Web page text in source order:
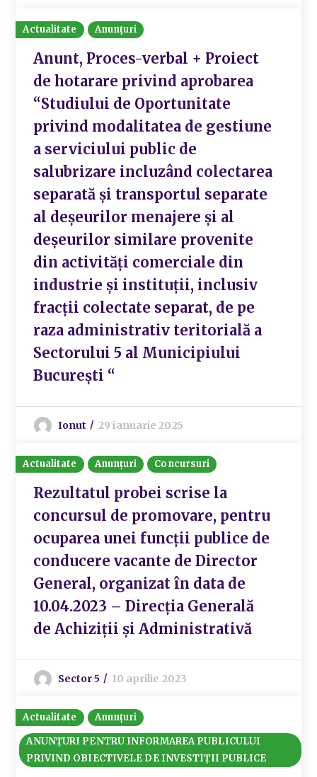
Actualitate Anunțuri
Anunt, Proces-verbal + Proiect
de hotarare privind aprobarea
“Studiului de Oportunitate
privind modalitatea de gestiune
a serviciului public de
salubrizare incluzând colectarea
separată și transportul separate
al deșeurilor menajere și al
deșeurilor similare provenite
din activități comerciale din
industrie și instituții, inclusiv
fracții colectate separat, de pe
raza administrativ teritorială a
Sectorului 5 al Municipiului
București “
Ionut 29 ianuarie 2025
Actualitate Anunțuri Concursuri
Rezultatul probei scrise la
concursul de promovare, pentru
ocuparea unei funcții publice de
conducere vacante de Director
General, organizat în data de
10.04.2023 – Direcția Generală
de Achiziții și Administrativă
Sector 5 10 aprilie 2023
Actualitate
Anunțuri
ANUNȚURI PENTRU INFORMAREA PUBLICULUI
PRIVIND OBIECTIVELE DE INVESTIȚII PUBLICE